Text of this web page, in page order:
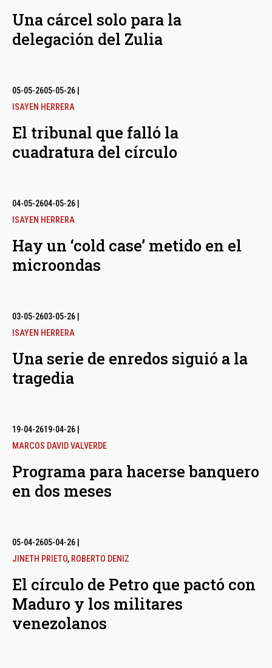
Una cárcel solo para la
delegación del Zulia
05-05-2605-05-26
ISAYEN HERRERA
El tribunal que falló la
cuadratura del círculo
04-05-2604-05-26
ISAYEN HERRERA
Hay un ‘cold case’ metido en el
microondas
03-05-2603-05-26
ISAYEN HERRERA
Una serie de enredos siguió a la
tragedia
19-04-2619-04-26
MARCOS DAVID VALVERDE
Programa para hacerse banquero
en dos meses
05-04-2605-04-26
JINETH PRIETO, ROBERTO DENIZ
El círculo de Petro que pactó con
Maduro y los militares
venezolanos